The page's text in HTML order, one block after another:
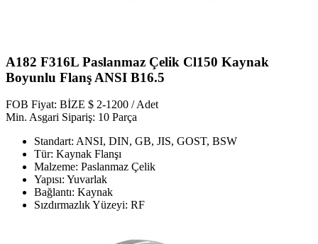
A182 F316L Paslanmaz Çelik Cl150 Kaynak
Boyunlu Flanş ANSI B16.5
FOB Fiyat: BİZE $ 2-1200 / Adet
Min. Asgari Sipariş: 10 Parça
Standart: ANSI, DIN, GB, JIS, GOST, BSW
Tür: Kaynak Flanşı
Malzeme: Paslanmaz Çelik
Yapısı: Yuvarlak
Bağlantı: Kaynak
Sızdırmazlık Yüzeyi: RF